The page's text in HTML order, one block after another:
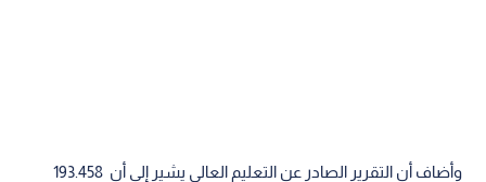
وأضاف أن التقرير الصادر عن التعليم العالي يشير إلى أن 193.458